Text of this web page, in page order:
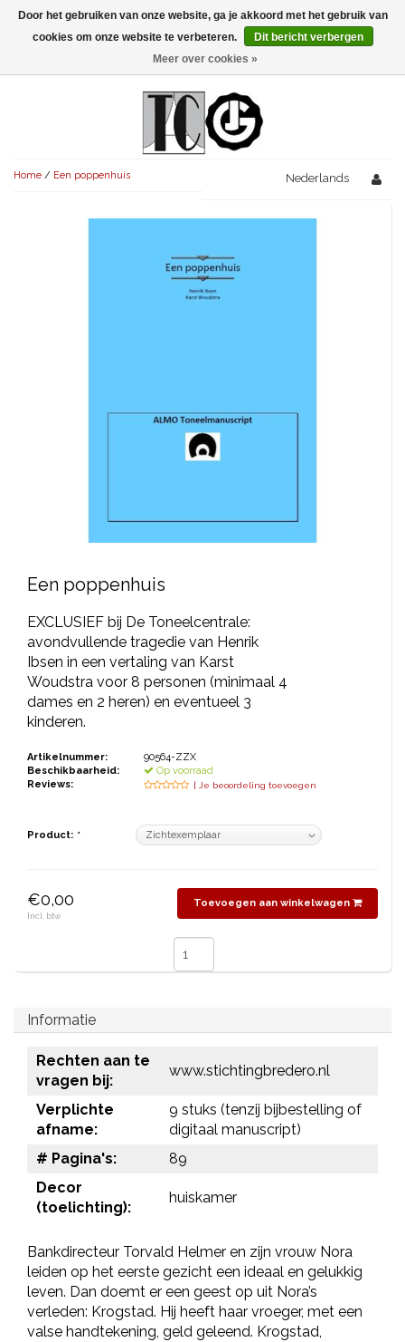
Menu
AVONDVULLEND (+75')
KORT (-30')
AVONDVULLEND (+75')
AVONDVULLEND (+75')
AVONDVULLEND (+75')
SPEKTAKELSTUKKEN
PAASTONEEL
THEATERBOEKEN
SKETCHES
Home / Een poppenhuis Nederlands
Een poppenhuis
EXCLUSIEF bij De Toneelcentrale:
avondvullende tragedie van Henrik
Ibsen in een vertaling van Karst
Woudstra voor 8 personen (minimaal 4
dames en 2 heren) en eventueel 3
kinderen.
Artikelnummer:
90564-ZZX
Beschikbaarheid:
Op voorraad
Reviews:
| Je beoordeling toevoegen
Product: *
€0,00
Incl. btw
Toevoegen aan winkelwagen
Informatie
Rechten aan te
vragen bij:
www.stichtingbredero.nl
Verplichte
afname:
9 stuks (tenzij bijbestelling of
digitaal manuscript)
# Pagina's:
89
Decor
(toelichting):
huiskamer
Bankdirecteur Torvald Helmer en zijn vrouw Nora
leiden op het eerste gezicht een ideaal en gelukkig
leven. Dan doemt er een geest op uit Nora’s
verleden: Krogstad. Hij heeft haar vroeger, met een
valse handtekening, geld geleend. Krogstad,
Door het gebruiken van onze website, ga je akkoord met het gebruik van
cookies om onze website te verbeteren.
Dit bericht verbergen
Meer over cookies »